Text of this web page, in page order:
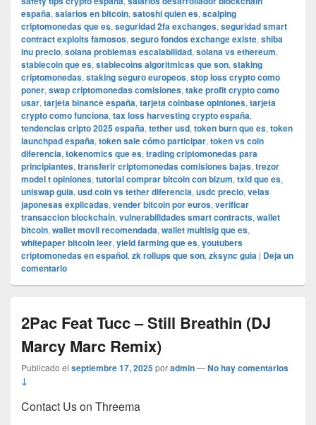
españa, salarios en bitcoin, satoshi quien es, scalping
criptomonedas que es, seguridad 2fa exchanges, seguridad smart
contract exploits famosos, seguro fondos exchange existe, shiba
inu precio, solana problemas escalabilidad, solana vs ethereum,
stablecoin que es, stablecoins algoritmicas que son, staking
criptomonedas, staking seguro europeos, stop loss crypto como
poner, swap criptomonedas comisiones, take profit crypto como
usar, tarjeta binance españa, tarjeta coinbase opiniones, tarjeta
crypto como funciona, tax loss harvesting crypto españa,
tendencias cripto 2025 españa, tether usd, token burn que es, token
launchpad españa, token sale cómo participar, token vs coin
diferencia, tokenomics que es, trading criptomonedas para
principiantes, transferir criptomonedas comisiones bajas, trezor
model t opiniones, tutorial comprar bitcoin con bizum, txid que es,
uniswap guia, usd coin vs tether diferencia, usdc precio, velas
japonesas explicadas, vender bitcoin por euros, verificar
transaccion blockchain, vulnerabilidades smart contracts, wallet
bitcoin, wallet movil recomendada, wallet multisig que es,
whitepaper bitcoin leer, yield farming que es, youtubers
criptomonedas en español, zk rollups que son, zksync guia | Deja un
comentario
2Pac Feat Tucc – Still Breathin (DJ
Marcy Marc Remix)
Publicado el septiembre 17, 2025poradmin—No hay comentarios
↓
Contact Us on Threema